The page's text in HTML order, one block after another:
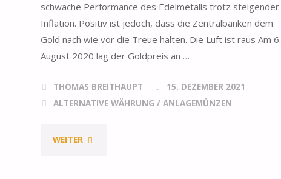
schwache Performance des Edelmetalls trotz steigender
Inflation. Positiv ist jedoch, dass die Zentralbanken dem
Gold nach wie vor die Treue halten. Die Luft ist raus Am 6.
August 2020 lag der Goldpreis an …
THOMAS BREITHAUPT
15. DEZEMBER 2021
ALTERNATIVE WÄHRUNG /ANLAGEMÜNZEN
WEITER"IST